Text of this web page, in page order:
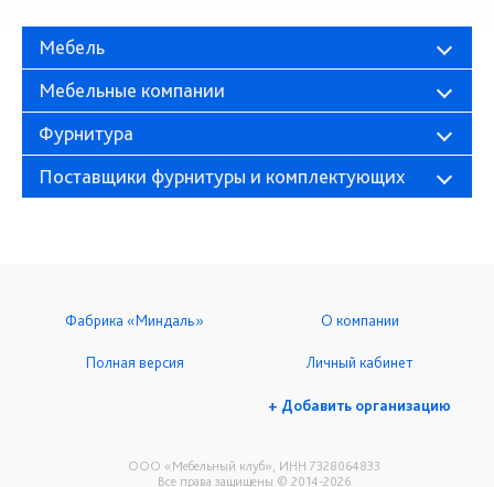
Мебель
Мебельные компании
Фурнитура
Поставщики фурнитуры и комплектующих
ООО «Мебельный клуб», ИНН 7328064833
Все права защищены © 2014-2026
Фабрика «Миндаль» О компании
Полная версия Личный кабинет
+ Добавить организацию